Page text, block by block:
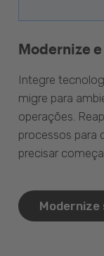
Modernize
Integre
migre para
operações.
processos para
precisar
Modernize